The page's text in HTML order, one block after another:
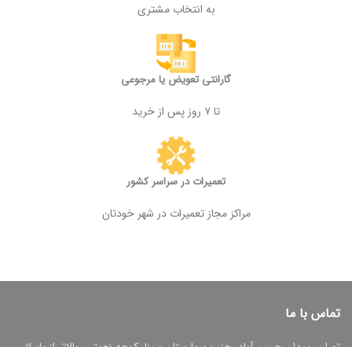
به انتخاب مشتری
گارانتی تعویض یا مرجوعی
تا ۷ روز پس از خرید
تعمیرات در سراسر کشور
مراکز مجاز تعمیرات در شهر خودتان
تماس با ما